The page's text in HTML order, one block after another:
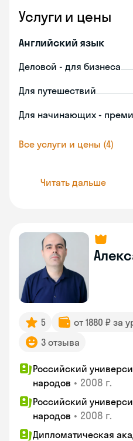
Услуги и цены
Английский язык
Деловой - для бизнеса
Для путешествий
Для начинающих -
Все услуги и цены (4)
Читать дальше
5 от 1880 ₽ за
3 отзыва
Российский
народов • 2008 г.
Российский
народов • 2008 г.
Дипломатическая